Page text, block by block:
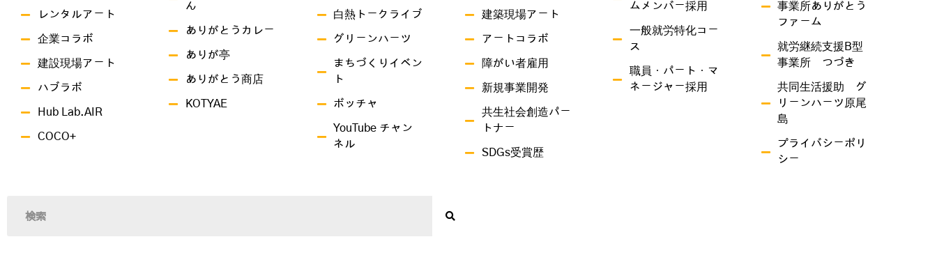
レンタルアート
企業コラボ
建設現場アート
ハブラボ
Hub Lab.AIR
COCO+
ん
ありがとうカレー
ありが亭
ありがとう商店
KOTYAE
白熱トークライブ
グリーンハーツ
まちづくりイベン
ト
ボッチャ
YouTube チャン
ネル
建築現場アート
アートコラボ
障がい者雇用
新規事業開発
共生社会創造パー
トナー
SDGs受賞歴
ムメンバー採用
一般就労特化コー
ス
職員・パート・マ
ネージャー採用
事業所ありがとう
ファーム
就労継続支援B型
事業所 つづき
共同生活援助 グ
リーンハーツ原尾
島
プライバシーポリ
シー